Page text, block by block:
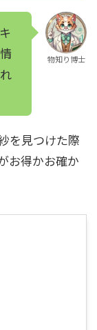
物知り博士
を見つけた際
お得かお確か